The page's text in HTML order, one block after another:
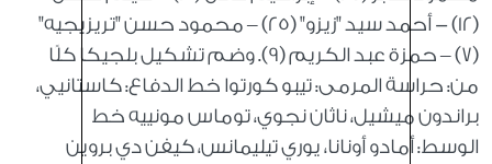
(12) - أحمد سيد "زيزو" (25) – محمود حسن "تريزيجيه"
(7) – حمزة عبد الكريم (9). وضم تشكيل بلجيكا كلًا
من: حراسة المرمى: تيبو كورتوا خط الدفاع: كاستانيي،
براندون ميشيل، ناثان نجوي، توماس مونييه خط
الوسط: أمادو أونانا، يوري تيليمانس، كيفن دي بروين